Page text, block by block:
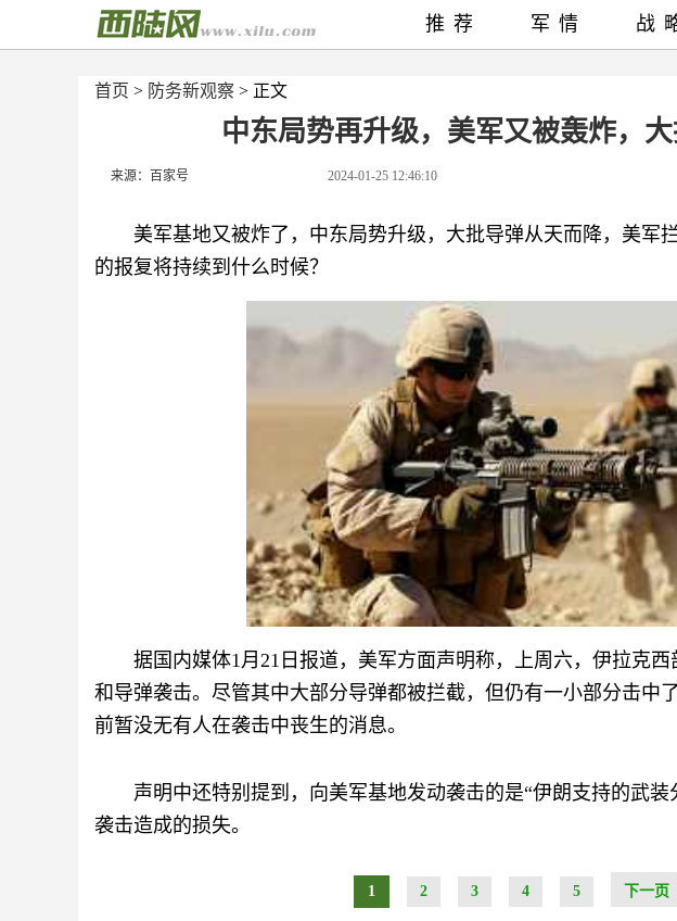
首页 > 防务新观察 > 正文
中东局势再升级，美军又被轰炸，
来源：百家号 2024-01-25 12:46:10
美军基地又被炸了，中东局势升级，大批导弹从天而降，美军
的报复将持续到什么时候？
据国内媒体1月21日报道，美军方面声明称，上周六，伊拉克
和导弹袭击。尽管其中大部分导弹都被拦截，但仍有一小部分击中
前暂没无有人在袭击中丧生的消息。
声明中还特别提到，向美军基地发动袭击的是“伊朗支持的武
袭击造成的损失。
1 2 3 4 5 下一页
推荐 军情 战